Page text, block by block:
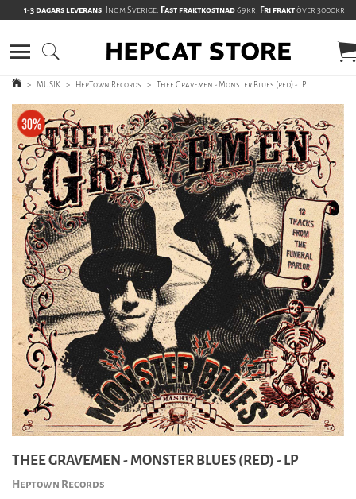
1-3 dagars leverans, Inom Sverige: Fast fraktkostnad69kr, Fri fraktöver 3000kr
> MUSIK > HepTown Records > Thee Gravemen - Monster Blues (red) - LP
THEE GRAVEMEN - MONSTER BLUES (RED) - LP
Heptown Records